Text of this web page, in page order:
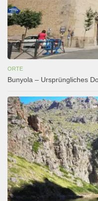
ORTE
Bunyola – Ursprüngliches